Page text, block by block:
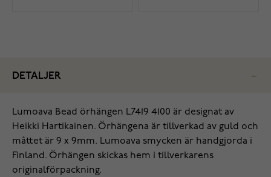
DETALJER
Lumoava Bead örhängen L7419 4100 är designat av
Heikki Hartikainen. Örhängena är tillverkad av guld och
måttet är 9 x 9mm. Lumoava smycken är handgjorda i
Finland. Örhängen skickas hem i tillverkarens
originalförpackning.